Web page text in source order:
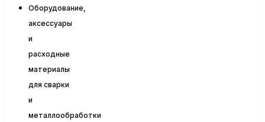
Оборудование,
аксессуары
и
расходные
материалы
для сварки
и
металлообработки